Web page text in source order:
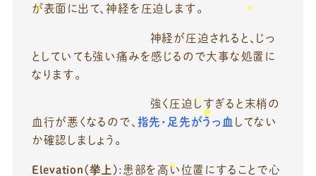
が表面に出て、神経を圧迫します。
神経が圧迫されると、じっ
としていても強い痛みを感じるので大事な処置に
なります。
強く圧迫しすぎると末梢の
血行が悪くなるので、 指先・足先がうっ血 してない
か確認しましょう。
Elevation(挙上):患部を高い位置にすることで心